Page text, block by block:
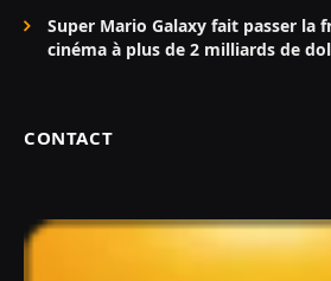
Super Mario Galaxy fait passer la
cinéma à plus de 2 milliards de
CONTACT